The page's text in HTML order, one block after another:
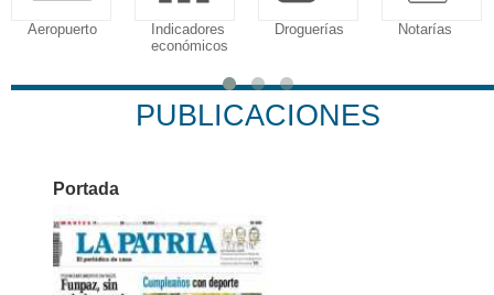
Aeropuerto
Indicadores
económicos
Droguerías Notarías
PUBLICACIONES
Portada